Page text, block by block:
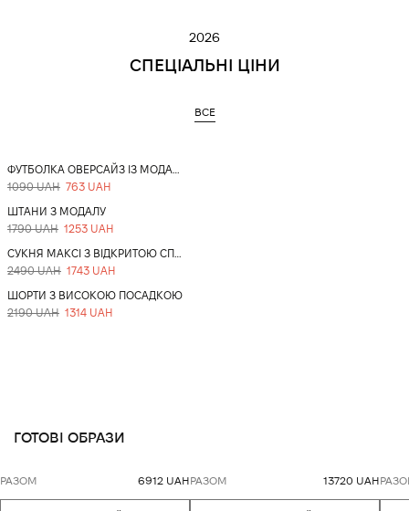
2026
СПЕЦІАЛЬНІ ЦІНИ
ВСЕ
-30%
1090 UAH 763 UAH
-30%
ШТАНИ З МОДАЛУ
1790 UAH 1253 UAH
-30%
2490 UAH 1743 UAH
-40%
ШОРТИ З ВИСОКОЮ ПОСАДКОЮ
2190 UAH 1314 UAH
ГОТОВІ ОБРАЗИ
РАЗОМ 6912 UAHРАЗОМ 13720 UAH